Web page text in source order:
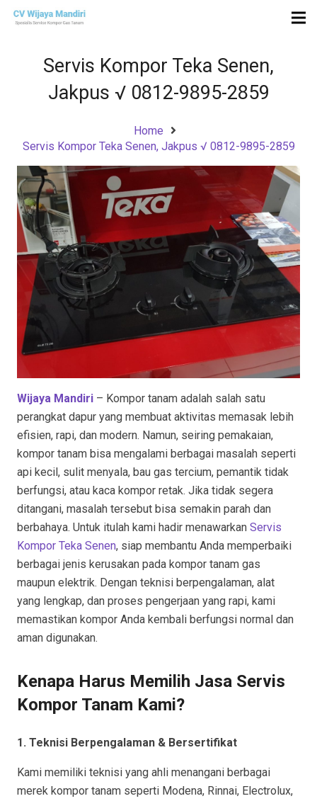
Servis Kompor Teka Senen,
Jakpus √ 0812-9895-2859
Home
Servis Kompor Teka Senen, Jakpus √ 0812-9895-2859
Wijaya Mandiri – Kompor tanam adalah salah satu
perangkat dapur yang membuat aktivitas memasak lebih
efisien, rapi, dan modern. Namun, seiring pemakaian,
kompor tanam bisa mengalami berbagai masalah seperti
api kecil, sulit menyala, bau gas tercium, pemantik tidak
berfungsi, atau kaca kompor retak. Jika tidak segera
ditangani, masalah tersebut bisa semakin parah dan
berbahaya. Untuk itulah kami hadir menawarkan Servis
Kompor Teka Senen, siap membantu Anda memperbaiki
berbagai jenis kerusakan pada kompor tanam gas
maupun elektrik. Dengan teknisi berpengalaman, alat
yang lengkap, dan proses pengerjaan yang rapi, kami
memastikan kompor Anda kembali berfungsi normal dan
aman digunakan.
Kenapa Harus Memilih Jasa Servis
Kompor Tanam Kami?
1. Teknisi Berpengalaman & Bersertifikat
Kami memiliki teknisi yang ahli menangani berbagai
merek kompor tanam seperti Modena, Rinnai, Electrolux,